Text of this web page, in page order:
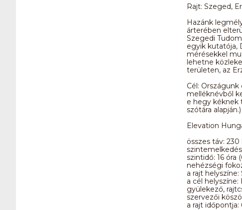
Rajt: Szeged,
Hazánk
árterében
Szegedi
egyik kutatója,
mérésekkel
lehetne
területen, az
Cél:
melléknévből
e hegy kéknek
szótára alapján.)
Elevation
összes táv: 230
szintidő: 16 óra
nehézségi
a rajt
a cél
gyülekező,
szervezői
a rajt időpontja: